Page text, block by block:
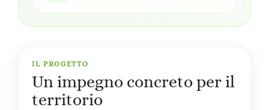
IL PROGETTO
Un impegno concreto per il
territorio